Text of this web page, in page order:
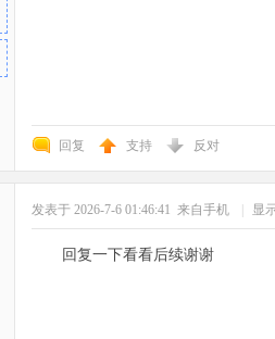
回复 支持 反对
发表于 2026-7-6 01:46:41 来自手机 显
回复一下看看后续谢谢